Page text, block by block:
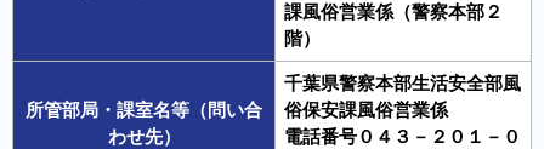
課風俗営業係（警察本部２
階）
所管部局・課室名等（問い合
わせ先）
千葉県警察本部生活安全部風
俗保安課風俗営業係
電話番号０４３－２０１－０